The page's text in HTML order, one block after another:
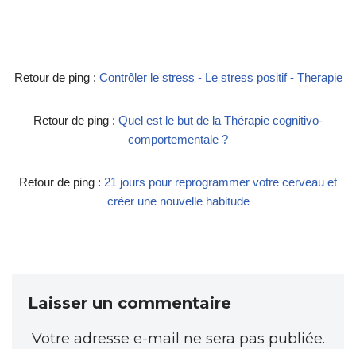
Retour de ping : Contrôler le stress - Le stress positif - Therapie
Retour de ping : Quel est le but de la Thérapie cognitivo-
comportementale ?
Retour de ping : 21 jours pour reprogrammer votre cerveau et
créer une nouvelle habitude
Laisser un commentaire
Votre adresse e-mail ne sera pas publiée.